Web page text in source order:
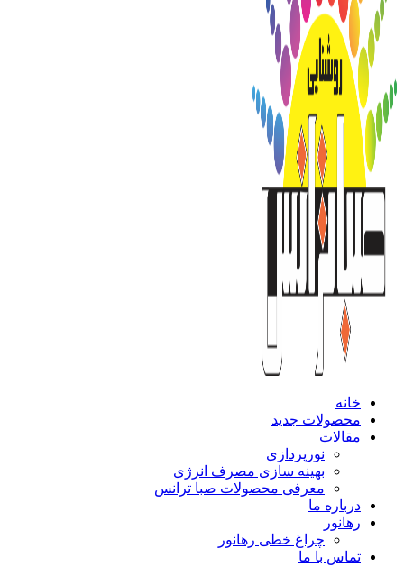
خانه
محصولات جدید
مقالات
نورپردازی
بهینه سازی مصرف انرژی
معرفی محصولات صبا ترانس
درباره ما
رهانور
چراغ خطی رهانور
تماس با ما